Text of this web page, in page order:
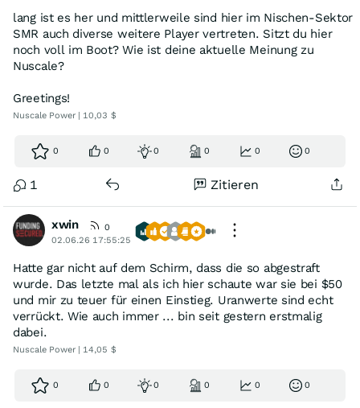
lang ist es her und mittlerweile sind hier im Nischen-Sektor
SMR auch diverse weitere Player vertreten. Sitzt du hier
noch voll im Boot? Wie ist deine aktuelle Meinung zu
Nuscale?
Greetings!
Nuscale Power | 10,03 $
0 0 0 0 0 0
1 Zitieren
xwin
0
02.06.26 17:55:25
Hatte gar nicht auf dem Schirm, dass die so abgestraft
wurde. Das letzte mal als ich hier schaute war sie bei $50
und mir zu teuer für einen Einstieg. Uranwerte sind echt
verrückt. Wie auch immer ... bin seit gestern erstmalig
dabei.
Nuscale Power | 14,05 $
0 0 0 0 0 0